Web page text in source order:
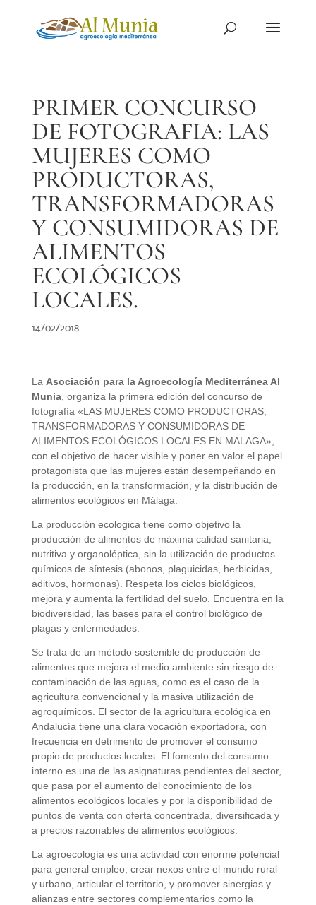
PRIMER CONCURSO
DE FOTOGRAFIA: LAS
MUJERES COMO
PRODUCTORAS,
TRANSFORMADORAS
Y CONSUMIDORAS DE
ALIMENTOS
ECOLÓGICOS
LOCALES.
14/02/2018
La Asociación para la Agroecología Mediterránea Al
Munia, organiza la primera edición del concurso de
fotografía «LAS MUJERES COMO PRODUCTORAS,
TRANSFORMADORAS Y CONSUMIDORAS DE
ALIMENTOS ECOLÓGICOS LOCALES EN MALAGA»,
con el objetivo de hacer visible y poner en valor el papel
protagonista que las mujeres están desempeñando en
la producción, en la transformación, y la distribución de
alimentos ecológicos en Málaga.
La producción ecologica tiene como objetivo la
producción de alimentos de máxima calidad sanitaria,
nutritiva y organoléptica, sin la utilización de productos
químicos de síntesis (abonos, plaguicidas, herbicidas,
aditivos, hormonas). Respeta los ciclos biológicos,
mejora y aumenta la fertilidad del suelo. Encuentra en la
biodiversidad, las bases para el control biológico de
plagas y enfermedades.
Se trata de un método sostenible de producción de
alimentos que mejora el medio ambiente sin riesgo de
contaminación de las aguas, como es el caso de la
agricultura convencional y la masiva utilización de
agroquímicos. El sector de la agricultura ecológica en
Andalucía tiene una clara vocación exportadora, con
frecuencia en detrimento de promover el consumo
propio de productos locales. El fomento del consumo
interno es una de las asignaturas pendientes del sector,
que pasa por el aumento del conocimiento de los
alimentos ecológicos locales y por la disponibilidad de
puntos de venta con oferta concentrada, diversificada y
a precios razonables de alimentos ecológicos.
La agroecología es una actividad con enorme potencial
para general empleo, crear nexos entre el mundo rural
y urbano, articular el territorio, y promover sinergias y
alianzas entre sectores complementarios como la